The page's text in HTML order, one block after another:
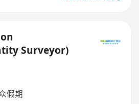
Surveyor)
假期